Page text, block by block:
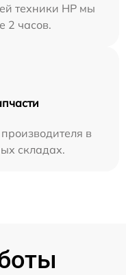
техники HP мы
2 часов.
в
складах.